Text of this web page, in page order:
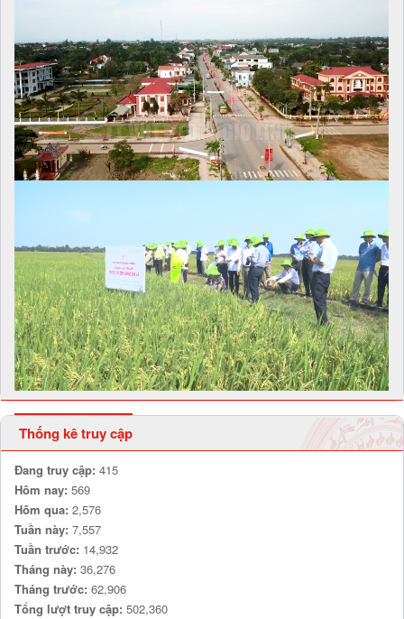
Thống kê truy cập
Đang truy cập: 415
Hôm nay: 569
Hôm qua: 2,576
Tuần này: 7,557
Tuần trước: 14,932
Tháng này: 36,276
Tháng trước: 62,906
Tổng lượt truy cập: 502,360